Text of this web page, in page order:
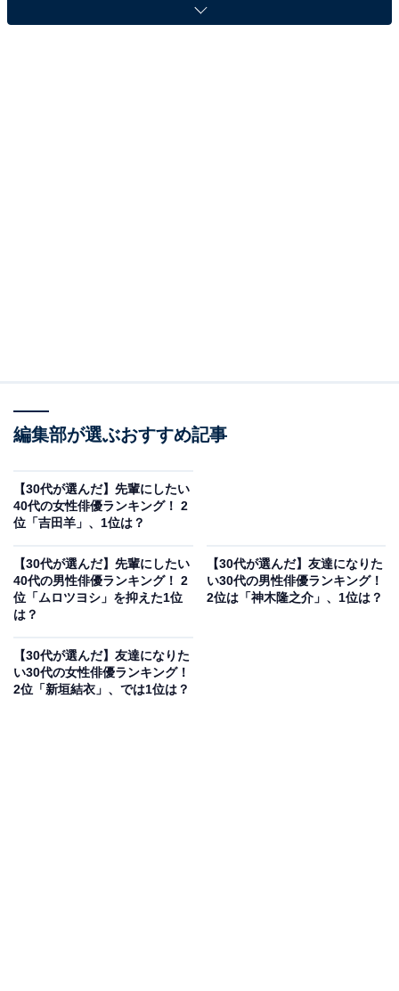
し）〜』で主演を務めることが発表され、ますます注目
のダブル主演映画『春に散る』は、主演の2人が師匠と
弟子ではなく、先輩後輩のような関係性で一緒にボクシ
ングに再挑戦する姿に引き込まれる感動作です。
回答者からは「ミスしても許せるし何しても許せる（30
代女性／岡山県）」「イケメンで性格が柔らかくて優し
「上下関係はしっかりしている中でも臆せず意見を出し
てくれそうだから（30代男性／東京都）」「極真空手を
編集部が選ぶおすすめ記事
【30代が選んだ】先輩にしたい
40代の女性俳優ランキング！ 2
位「吉田羊」、1位は？
【30代が選んだ】先輩にしたい
40代の男性俳優ランキング！ 2
位「ムロツヨシ」を抑えた1位
は？
【30代が選んだ】友達になりた
い30代の男性俳優ランキング！
2位は「神木隆之介」、1位は？
【30代が選んだ】友達になりた
い30代の女性俳優ランキング！
2位「新垣結衣」、では1位は？